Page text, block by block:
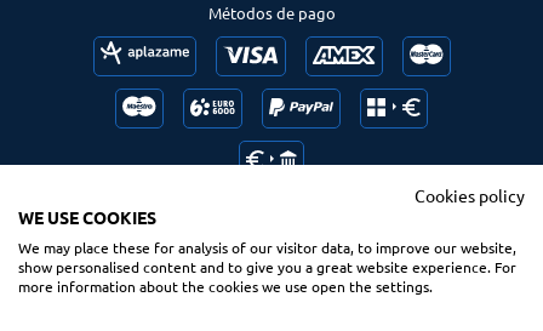
Métodos de pago
Follow us Ranking us
Cookies policy
WE USE COOKIES
We may place these for analysis of our visitor data, to improve our website,
show personalised content and to give you a great website experience. For
more information about the cookies we use open the settings.